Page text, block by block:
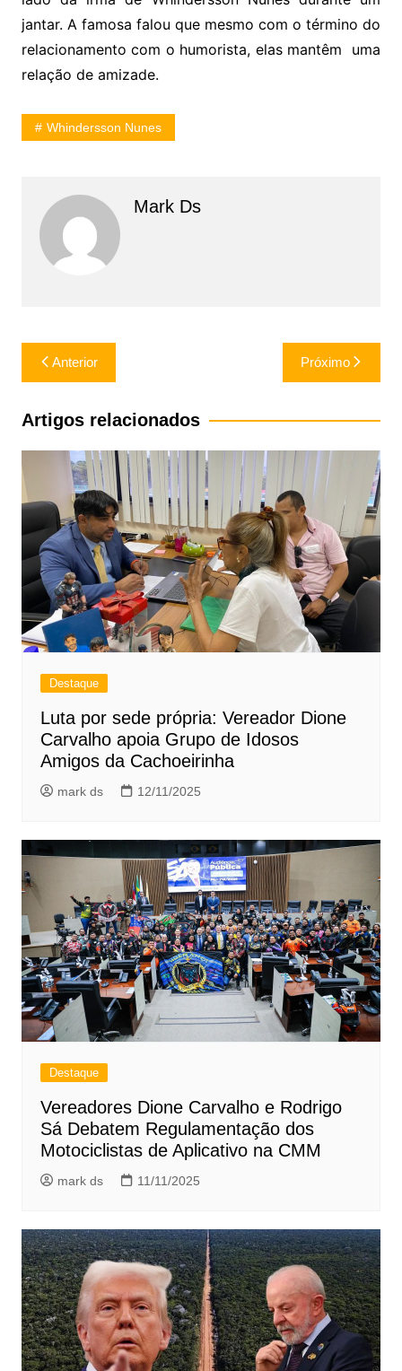
jantar. A famosa falou que mesmo com o término do
relacionamento com o humorista, elas mantêm uma
relação de amizade.
Whindersson Nunes
Mark Ds
Navegação
de
Post
Anterior Próximo
Artigos relacionados
Destaque
Luta por sede própria: Vereador Dione
Carvalho apoia Grupo de Idosos
Amigos da Cachoeirinha
mark ds 12/11/2025
Destaque
Vereadores Dione Carvalho e Rodrigo
Sá Debatem Regulamentação dos
Motociclistas de Aplicativo na CMM
mark ds 11/11/2025